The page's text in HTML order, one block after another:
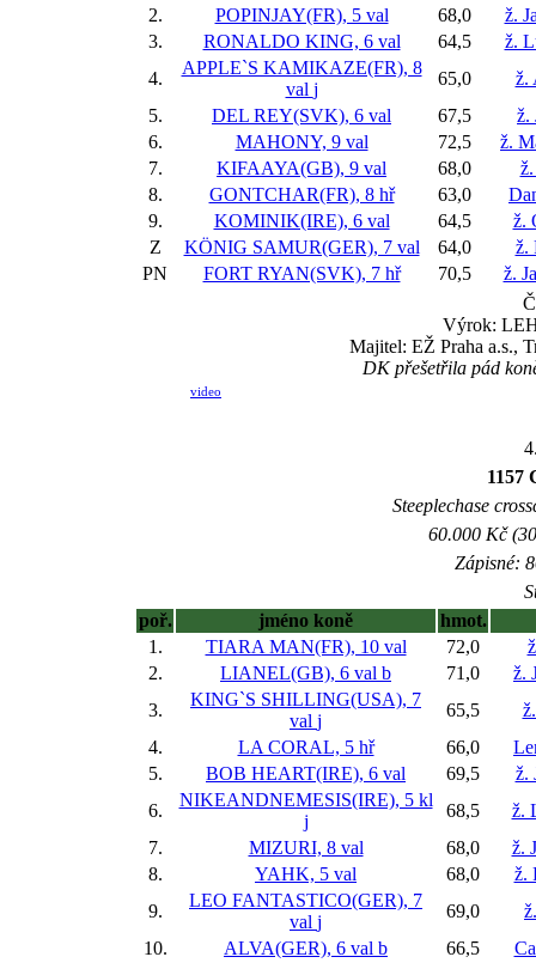
2.
POPINJAY(FR), 5 val 68,0
ž.
3.
RONALDO KING, 6 val 64,5
ž.
4.
APPLE`S KAMIKAZE(FR), 8
val j
65,0
ž.
5.
DEL REY(SVK), 6 val 67,5
ž.
6.
MAHONY, 9 val 72,5
ž.
7.
KIFAAYA(GB), 9 val 68,0
8.
GONTCHAR(FR), 8 hř 63,0
9.
KOMINIK(IRE), 6 val 64,5
ž.
Z
KÖNIG SAMUR(GER), 7 val 64,0
ž.
PN
FORT RYAN(SVK), 7 hř 70,5
ž.
Výrok:
Majitel: EŽ Praha a.s.,
DK přešetřila pád
video
1157
Steeplechase
60.000 Kč
Zápisné:
poř.
jméno koně
hmot.
1.
TIARA MAN(FR), 10 val 72,0
2.
LIANEL(GB), 6 val b 71,0
ž.
3.
KING`S SHILLING(USA), 7
val j
65,5
4.
LA CORAL, 5 hř 66,0
5.
BOB HEART(IRE), 6 val 69,5
ž.
6.
NIKEANDNEMESIS(IRE), 5 kl
j
68,5
ž.
7.
MIZURI, 8 val 68,0
ž.
8.
YAHK, 5 val 68,0
ž.
9.
LEO FANTASTICO(GER), 7
val j
69,0
10.
ALVA(GER), 6 val b 66,5